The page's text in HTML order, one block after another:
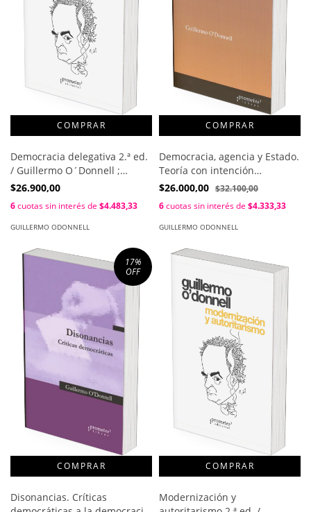
Democracia delegativa 2.ª ed.
/ Guillermo O´Donnell ;
Osvaldo Iazzetta ; Hugo
$26.900,00
6cuotas sin interés de $4.483,33
GUILLERMO ODONNELL
Democracia, agencia y Estado.
Teoría con intención
comparativa 1a ed / Guillermo
$26.000,00 $32.100,00
6cuotas sin interés de $4.333,33
GUILLERMO ODONNELL
17%
OFF
Disonancias. Críticas
Modernización y